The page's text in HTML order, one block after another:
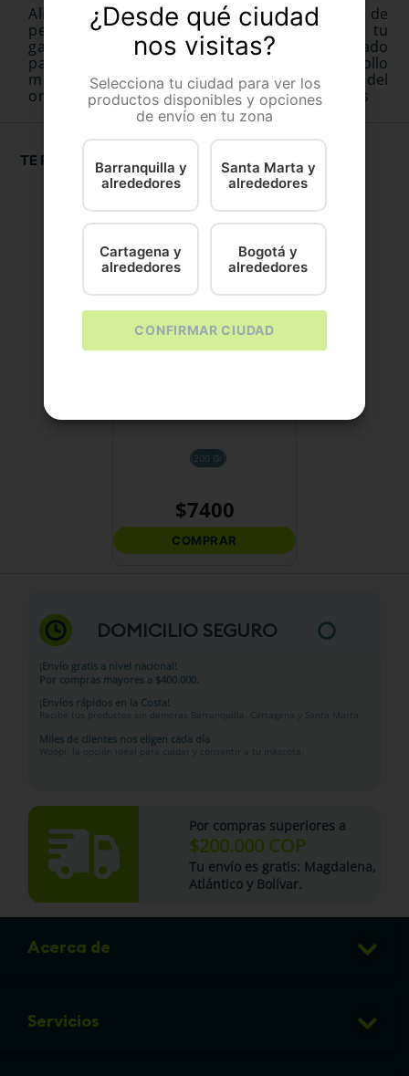
Alimento natural horneado con sabores de
pescado, pollo, res y verduras, que aporta a tu
gato energía, fuerza y vitalidad. Recomendado
para gatos de hasta 8 años, favorece el desarrollo
muscular, contribuye a la detoxificación del
organismo y reduce la cantidad de deposiciones
TE RECOMENDAMOS
200 Gr
$7400
COMPRAR
DOMICILIO SEGURO
¡Envío gratis a nivel nacional!
Por compras mayores a $400.000.
¡Envíos rápidos en la Costa!
Recibe tus productos sin demoras Barranquilla, Cartagena y Santa Marta.
Miles de clientes nos eligen cada día
Woopi: la opción ideal para cuidar y consentir a tu mascota.
Por compras superiores a
$200.000 COP
Tu envío es gratis: Magdalena,
Atlántico y Bolívar.
Acerca de
Club de Puntos
Servicios
¿Desde qué ciudad
nos visitas?
Selecciona tu ciudad para ver los
productos disponibles y opciones
de envío en tu zona
Barranquilla y
alrededores
Santa Marta y
alrededores
Cartagena y
alrededores
Bogotá y
alrededores
CONFIRMAR CIUDAD